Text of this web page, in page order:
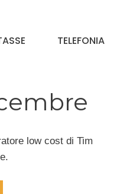
TELEFONIA
low cost di Tim